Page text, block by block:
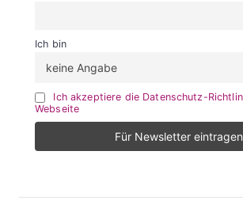
Ich bin
Ich akzeptiere die Datenschutz-
Webseite